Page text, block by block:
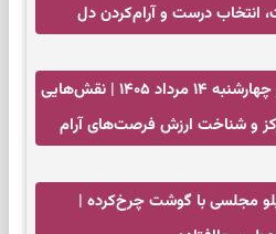
انتخاب درست و آرام‌کردن دل
فال قهوه امروز چهارشنبه ۱۴ مرداد ۱۴۰۵ | نقش‌هایی
و شناخت ارزش فرصت‌های آرام
پلو مجلسی با گوشت چرخ‌کرده |